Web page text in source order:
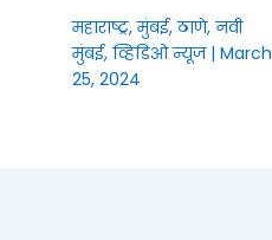
महाराष्ट्र,मुंबई, ठाणे, नवी
मुंबई,व्हिडिओ न्यूज|March
25, 2024